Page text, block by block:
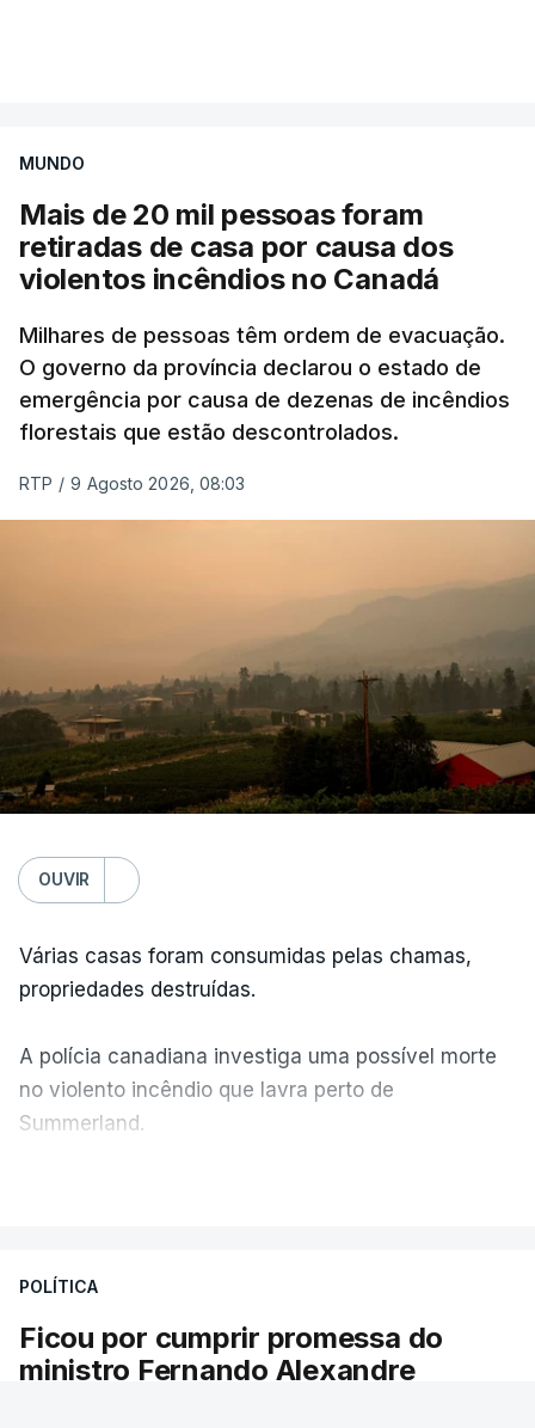
MUNDO
Mais de 20 mil pessoas foram
retiradas de casa por causa dos
violentos incêndios no Canadá
Milhares de pessoas têm ordem de evacuação.
O governo da província declarou o estado de
emergência por causa de dezenas de incêndios
florestais que estão descontrolados.
RTP / 9 Agosto 2026, 08:03
OUVIR
Várias casas foram consumidas pelas chamas,
propriedades destruídas.
A polícia canadiana investiga uma possível morte
no violento incêndio que lavra perto de
Summerland.
ERRO100
ERROR ON HTML5 MEDIA ELEMENT
POLÍTICA
Ficou por cumprir promessa do
ministro Fernando Alexandre